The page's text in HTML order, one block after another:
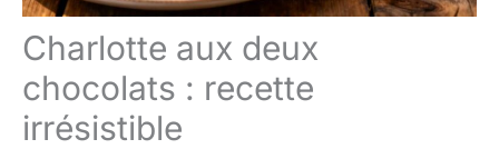
Charlotte aux deux
chocolats : recette
irrésistible